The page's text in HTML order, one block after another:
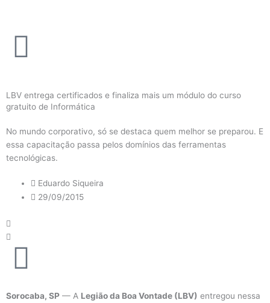
LBV entrega certificados e finaliza mais um módulo do curso
gratuito de Informática
No mundo corporativo, só se destaca quem melhor se preparou. E
essa capacitação passa pelos domínios das ferramentas
tecnológicas.
Eduardo Siqueira
29/09/2015
Sorocaba, SP — A Legião da Boa Vontade (LBV) entregou nessa